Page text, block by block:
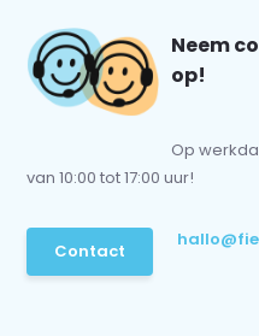
Neem
op!
Op
van 10:00 tot 17:00 uur!
Contact